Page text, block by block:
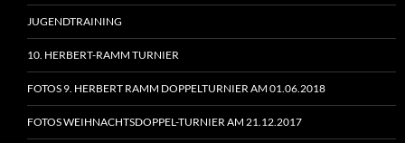
JUGENDTRAINING
10. HERBERT-RAMM TURNIER
FOTOS 9. HERBERT RAMM DOPPELTURNIER AM 01.06.2018
FOTOS WEIHNACHTSDOPPEL-TURNIER AM 21.12.2017